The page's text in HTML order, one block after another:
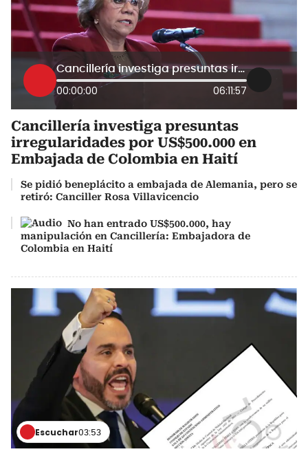
Cancillería investiga presuntas irregularidades por US$500.000 en Embajada de Colombia en Haití
00:00:00 06:11:57
Cancillería investiga presuntas
irregularidades por US$500.000 en
Embajada de Colombia en Haití
Se pidió beneplácito a embajada de Alemania, pero se
retiró: Canciller Rosa Villavicencio
No han entrado US$500.000, hay
manipulación en Cancillería: Embajadora de
Colombia en Haití
Escuchar03:53